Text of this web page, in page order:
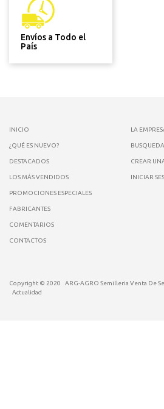
Envíos a Todo el
País
INICIO
¿QUÉ ES NUEVO?
DESTACADOS
LOS MÁS VENDIDOS
PROMOCIONES ESPECIALES
FABRICANTES
COMENTARIOS
CONTACTOS
LA
CREAR
INICIAR
Copyright © 2020
ARG-AGRO Semilleria Venta De
Actualidad